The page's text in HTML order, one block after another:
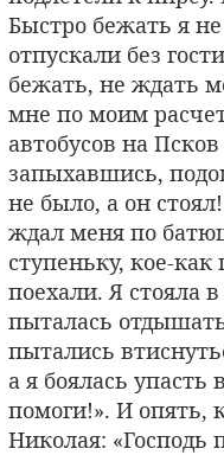
Быстро бежать я не
отпускали без
бежать, не ждать
мне по моим
автобусов на
запыхавшись,
не было, а он
ждал меня по
ступеньку, кое-
поехали. Я стояла
пыталась
пытались
а я боялась
помоги!». И опять,
Николая: «Господь